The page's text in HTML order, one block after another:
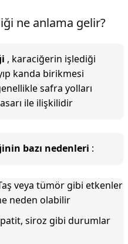
ne anlama gelir?
, karaciğerin işlediği
kanda birikmesi
safra yolları
ile ilişkilidir
bazı nedenleri :
veya tümör gibi etkenler
neden olabilir
siroz gibi durumlar